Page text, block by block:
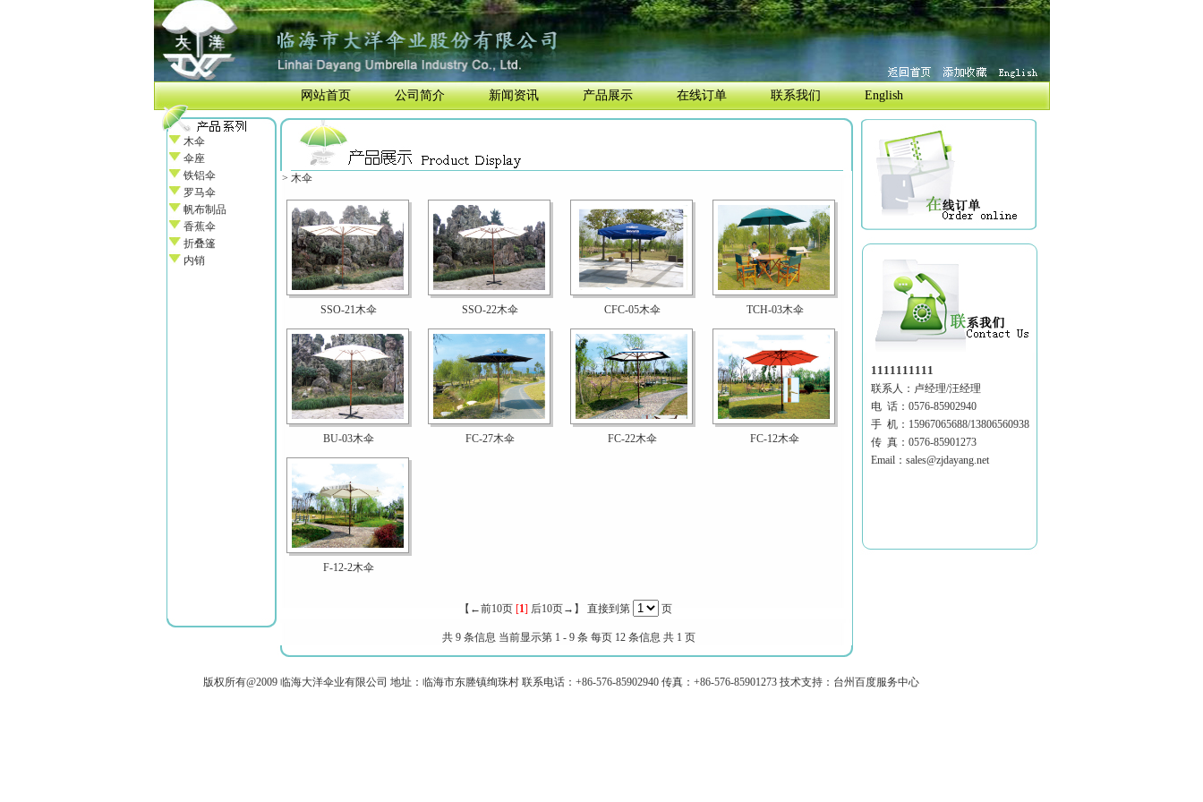
网站首页 公司简介 新闻资讯 产品展示 在线订单 联系我们 English
木伞
伞座
铁铝伞
罗马伞
帆布制品
香蕉伞
折叠篷
内销
1111111111
联系人：卢经理/汪经理
电 话：0576-85902940
手 机：15967065688/13806560938
传 真：0576-85901273
Email：sales@zjdayang.net
> 木伞
SSO-21木伞 SSO-22木伞 CFC-05木伞 TCH-03木伞
BU-03木伞 FC-27木伞 FC-22木伞 FC-12木伞
F-12-2木伞
【←前10页 [1] 后10页→】 直接到第 页
共 9 条信息 当前显示第 1 - 9 条 每页 12 条信息 共 1 页
版权所有@2009 临海大洋伞业有限公司 地址：临海市东塍镇绚珠村 联系电话：+86-576-85902940 传真：+86-576-85901273 技术支持：台州百度服务中心